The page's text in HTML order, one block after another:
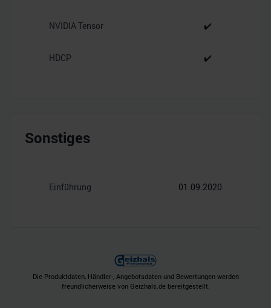
NVIDIA Tensor ✔️
HDCP ✔️
Sonstiges
Einführung 01.09.2020
Die Produktdaten, Händler-, Angebotsdaten und Bewertungen werden
freundlicherweise von Geizhals.de bereitgestellt.